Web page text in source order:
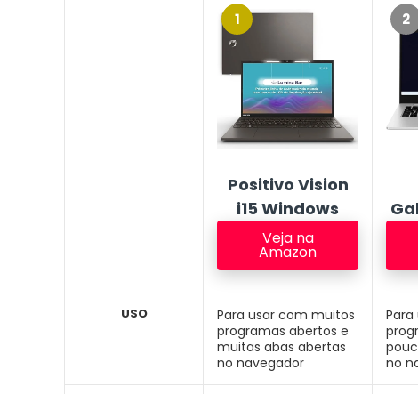
USO
1
Positivo Vision
i15 Windows
Veja na
Amazon
Para usar com muitos
programas abertos e
muitas abas abertas
no navegador
2
no